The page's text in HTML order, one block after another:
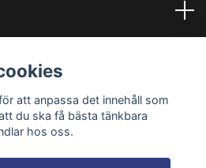
- Alla rättigheter reserverade
att anpassa det innehåll som
du ska få bästa tänkbara
hos oss.